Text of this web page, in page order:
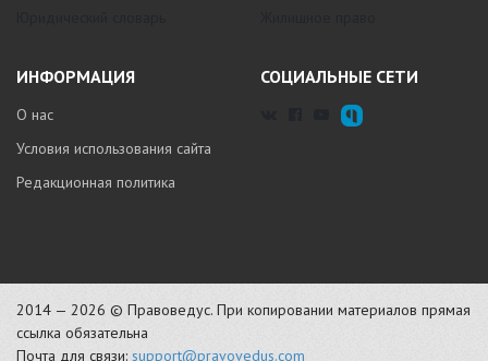
ИНФОРМАЦИЯ
О нас
Условия использования сайта
Редакционная политика
СОЦИАЛЬНЫЕ СЕТИ
2014 — 2026 © Правоведус. При копировании материалов прямая
ссылка обязательна
Почта для связи: support@pravovedus.com